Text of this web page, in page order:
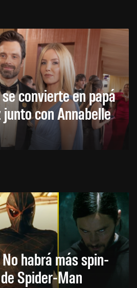
convierte en papá
con Annabelle
habrá más spin-
Spider-Man